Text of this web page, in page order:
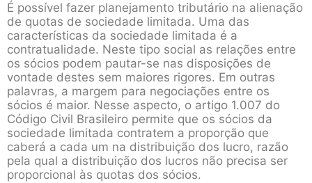
É possível fazer planejamento tributário na alienação
de quotas de sociedade limitada. Uma das
características da sociedade limitada é a
contratualidade. Neste tipo social as relações entre
os sócios podem pautar-se nas disposições de
vontade destes sem maiores rigores. Em outras
palavras, a margem para negociações entre os
sócios é maior. Nesse aspecto, o artigo 1.007 do
Código Civil Brasileiro permite que os sócios da
sociedade limitada contratem a proporção que
caberá a cada um na distribuição dos lucro, razão
pela qual a distribuição dos lucros não precisa ser
proporcional às quotas dos sócios.